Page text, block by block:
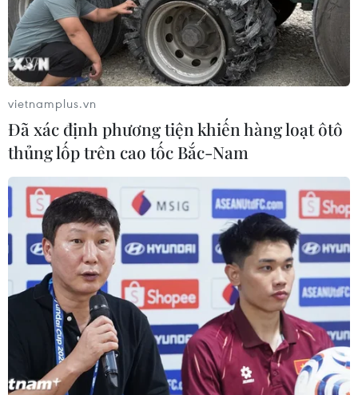
ninh và quản lý nhằm đối phó với cuộc khủng hoảng về
hậu cần giữa hai bên.
Ngoại trưởng Đức Steinmeier: NATO sẵn
sàng hợp tác với Nga
07/12/2016 06:52
vietnamplus.vn
Đã xác định phương tiện khiến hàng loạt ôtô
thủng lốp trên cao tốc Bắc-Nam